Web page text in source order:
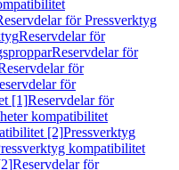
för Pressverktyg
Reservdelar för
Reservdelar för
för
för
[1]Reservdelar för
kompatibilitet
[2]Pressverktyg
kompatibilitet
Reservdelar för